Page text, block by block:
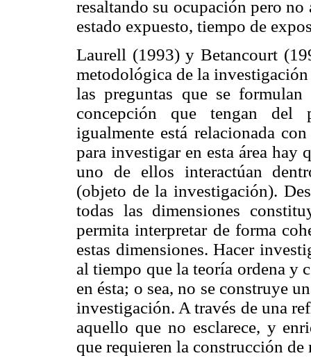
resaltando su ocupación pero
estado expuesto, tiempo de
Laurell (1993) y Betancourt
metodológica de la
las preguntas que se
concepción que tengan del
igualmente está relacionada
para investigar en esta área hay
uno de ellos interactúan
(objeto de la investigación).
todas las dimensiones
permita interpretar de forma
estas dimensiones. Hacer
al tiempo que la teoría ordena y
en ésta; o sea, no se construye
investigación. A través de una
aquello que no esclarece, y
que requieren la construcción de